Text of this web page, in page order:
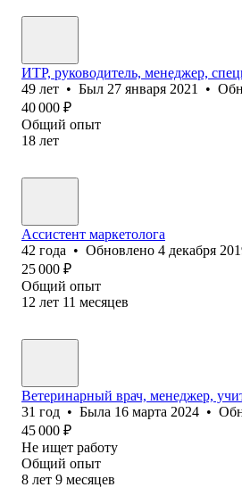
ИТР, руководитель, менеджер,
49 лет • Был 27 января 2021 •
40 000 ₽
Общий опыт
18 лет
Ассистент маркетолога
42 года • Обновлено 4 декабря
25 000 ₽
Общий опыт
12 лет 11 месяцев
Ветеринарный врач, менеджер,
31 год • Была 16 марта 2024 •
45 000 ₽
Не ищет работу
Общий опыт
8 лет 9 месяцев